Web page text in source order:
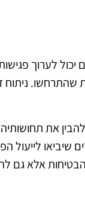
לערוך
שהתרחשו. ניתוח
את
שיביאו לייעול
אלא גם